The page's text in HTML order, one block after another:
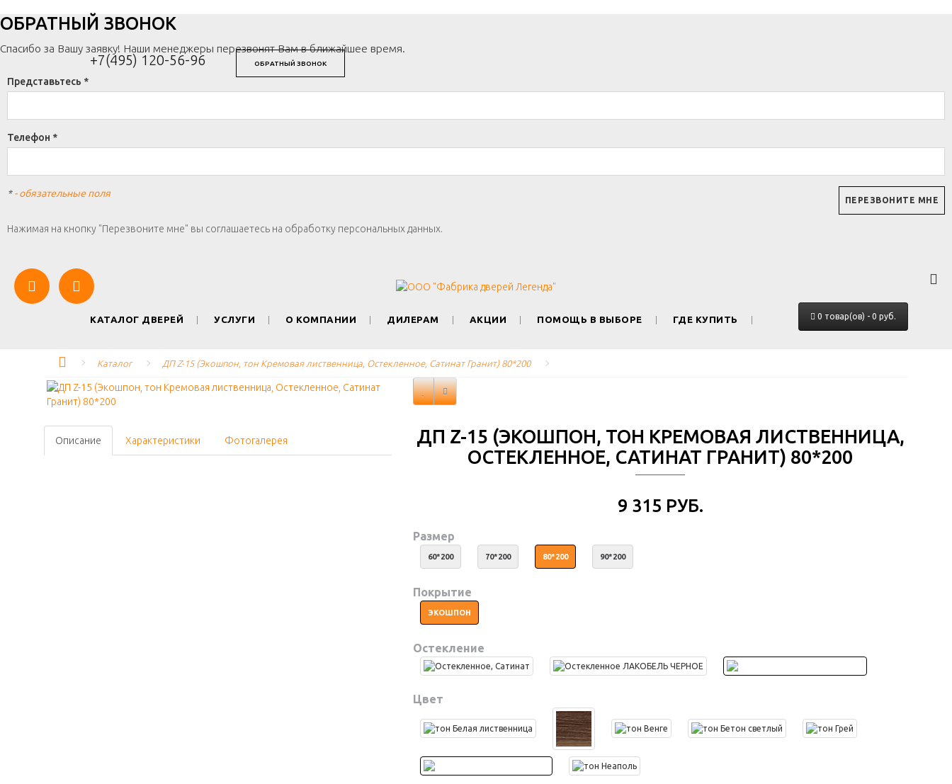
+7(495) 120-56-96 ОБРАТНЫЙ ЗВОНОК
ОБРАТНЫЙ ЗВОНОК
Спасибо за Вашу заявку! Наши менеджеры перезвонят Вам в ближайшее время.
Представьтесь *
Телефон *
*- обязательные поля
Нажимая на кнопку "Перезвоните мне" вы соглашаетесь на обработку персональных данных.
КАТАЛОГ ДВЕРЕЙ УСЛУГИ О КОМПАНИИ ДИЛЕРАМ АКЦИИ ПОМОЩЬ В ВЫБОРЕ ГДЕ КУПИТЬ 0 товар(ов) - 0 руб.
Каталог ДП Z-15 (Экошпон, тон Кремовая лиственница, Остекленное, Сатинат Гранит) 80*200
Описание Характеристики Фотогалерея
ДП Z-15 (ЭКОШПОН, ТОН КРЕМОВАЯ ЛИСТВЕННИЦА,
ОСТЕКЛЕННОЕ, САТИНАТ ГРАНИТ) 80*200
9 315 РУБ.
Размер
60*200 70*200 80*200 90*200
Покрытие
ЭКОШПОН
Остекление
Цвет